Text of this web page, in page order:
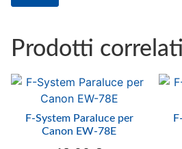
Prodotti correlati
F-System Paraluce per
Canon EW-78E